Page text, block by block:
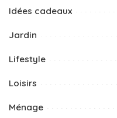
Idées cadeaux
Jardin
Lifestyle
Loisirs
Ménage